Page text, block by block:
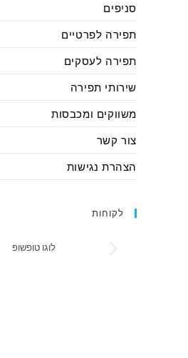
סניפים
תפירה לפרטיים
תפירה לעסקים
שירותי תפירה
משווקים ומכבסות
צור קשר
הצהרת נגישות
לקוחות